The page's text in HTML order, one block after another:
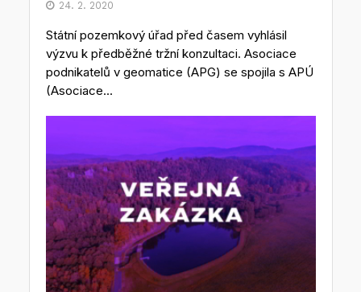
24. 2. 2020
Státní pozemkový úřad před časem vyhlásil
výzvu k předběžné tržní konzultaci. Asociace
podnikatelů v geomatice (APG) se spojila s APÚ
(Asociace...